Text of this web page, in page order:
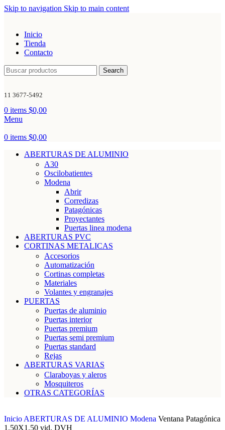
Skip to navigation Skip to main content
Inicio
Tienda
Contacto
Search
11 3677-5492
0 items $0,00
Menu
0 items $0,00
ABERTURAS DE ALUMINIO
A30
Oscilobatientes
Modena
Abrir
Corredizas
Patagónicas
Proyectantes
Puertas linea modena
ABERTURAS PVC
CORTINAS METALICAS
Accesorios
Automatización
Cortinas completas
Materiales
Volantes y engranajes
PUERTAS
Puertas de aluminio
Puertas interior
Puertas premium
Puertas semi premium
Puertas standard
Rejas
ABERTURAS VARIAS
Claraboyas y aleros
Mosquiteros
OTRAS CATEGORÍAS
Inicio ABERTURAS DE ALUMINIO Modena Ventana Patagónica
1.50X1.50 vid. DVH